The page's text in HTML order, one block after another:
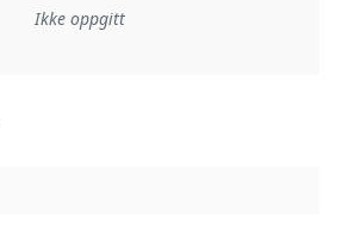
Referanse til en implementasjonsregel
Ikke oppgitt